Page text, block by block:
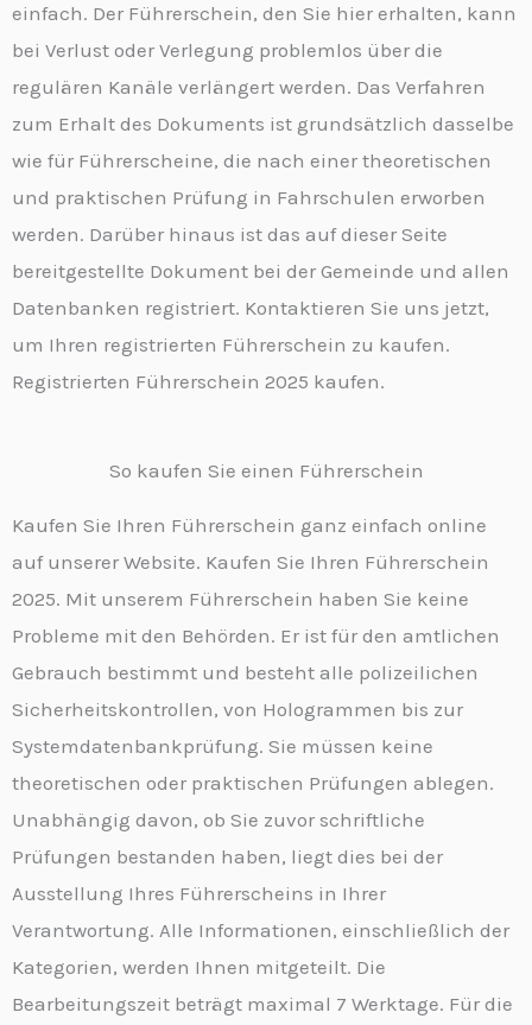
einfach. Der Führerschein, den Sie hier erhalten, kann
bei Verlust oder Verlegung problemlos über die
regulären Kanäle verlängert werden. Das Verfahren
zum Erhalt des Dokuments ist grundsätzlich dasselbe
wie für Führerscheine, die nach einer theoretischen
und praktischen Prüfung in Fahrschulen erworben
werden. Darüber hinaus ist das auf dieser Seite
bereitgestellte Dokument bei der Gemeinde und allen
Datenbanken registriert. Kontaktieren Sie uns jetzt,
um Ihren registrierten Führerschein zu kaufen.
Registrierten Führerschein 2025 kaufen.
So kaufen Sie einen Führerschein
Kaufen Sie Ihren Führerschein ganz einfach online
auf unserer Website. Kaufen Sie Ihren Führerschein
2025. Mit unserem Führerschein haben Sie keine
Probleme mit den Behörden. Er ist für den amtlichen
Gebrauch bestimmt und besteht alle polizeilichen
Sicherheitskontrollen, von Hologrammen bis zur
Systemdatenbankprüfung. Sie müssen keine
theoretischen oder praktischen Prüfungen ablegen.
Unabhängig davon, ob Sie zuvor schriftliche
Prüfungen bestanden haben, liegt dies bei der
Ausstellung Ihres Führerscheins in Ihrer
Verantwortung. Alle Informationen, einschließlich der
Kategorien, werden Ihnen mitgeteilt. Die
Bearbeitungszeit beträgt maximal 7 Werktage. Für die